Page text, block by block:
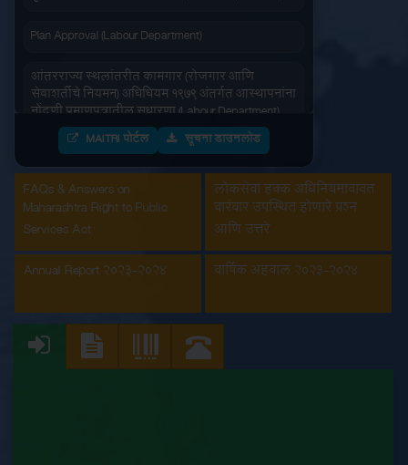
वापरण्यास सोपे
Plan Approval (Labour Department)
आंतरराज्य स्थलांतरीत कामगार (रोजगार आणि
सेवाशर्तीचे नियमन) अधिधियम १९७९ अंतर्गत आस्थापनांना
नोंदणी प्रमाणपत्रातील सुधारणा (Labour Department)
आंतरराज्य स्थलांतरीत कामगार (रोजगार आणि
सेवाशर्तीचे नियमन) अधिधियम १९७९ अंतर्गतआस्थापनांना
नोंदणी प्रमाणपत्र (Labour Department)
इमारत आणि इतर बांधकाम मजूर आस्थापनांची नोंदणी
(Labour Department)
कंत्राटी कामगार (नियमन व निर्मुलन) अधिनियम, 1970
(Labour Department)
कंत्राटी कामगार अनुज्ञप्ती (Labour Department)
MAITRI पोर्टल सूचना डाउनलोड
FAQs & Answers on
Maharashtra Right to Public
Services Act
लोकसेवा हक्क अधिनियमाबाबत
वारंवार उपस्थित होणारे प्रश्न
आणि उत्तरे
Annual Report 2023-2024
वार्षिक अहवाल 2023-2024